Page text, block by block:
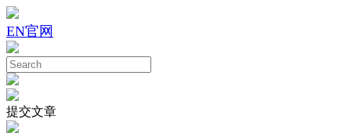
EN官网
提交文章